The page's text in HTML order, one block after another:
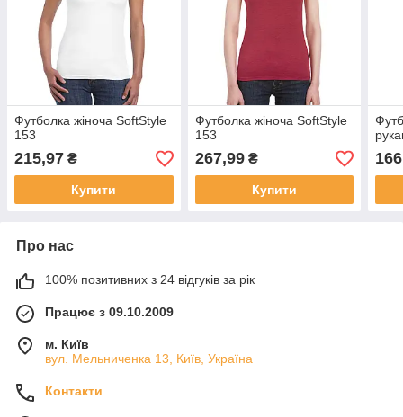
Футболка жіноча SoftStyle
153
215,97 ₴
Купити
Футболка жіноча SoftStyle
153
267,99₴
Купити
Про нас
100% позитивних з 24 відгуків за рік
Працює з 09.10.2009
м. Київ
вул. Мельниченка 13, Київ, Україна
Контакти